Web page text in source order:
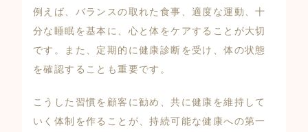
例えば、バランスの取れた食事、適度な運動、十
分な睡眠を基本に、心と体をケアすることが大切
です。また、定期的に健康診断を受け、体の状態
を確認することも重要です。
こうした習慣を顧客に勧め、共に健康を維持して
いく体制を作ることが、持続可能な健康への第一